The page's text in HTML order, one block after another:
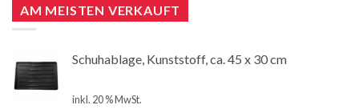
AM MEISTEN VERKAUFT
Schuhablage, Kunststoff, ca. 45 x 30 cm
inkl. 20 % MwSt.